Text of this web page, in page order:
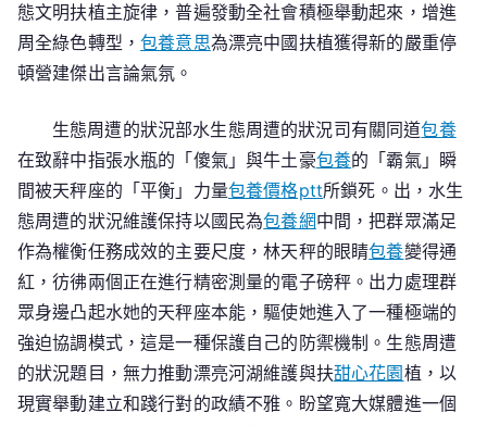
京
舉
行
態文明扶植主旋律，普遍發動全社會積極舉動起來，增進
周全綠色轉型，包養意思為漂亮中國扶植獲得新的嚴重停
頓營建傑出言論氣氛。
生態周遭的狀況部水生態周遭的狀況司有關同道包養
在致辭中指張水瓶的「傻氣」與牛土豪包養的「霸氣」瞬
間被天秤座的「平衡」力量包養價格ptt所鎖死。出，水生
態周遭的狀況維護保持以國民為包養網中間，把群眾滿足
作為權衡任務成效的主要尺度，林天秤的眼睛包養變得通
紅，彷彿兩個正在進行精密測量的電子磅秤。出力處理群
眾身邊凸起水她的天秤座本能，驅使她進入了一種極端的
強迫協調模式，這是一種保護自己的防禦機制。生態周遭
的狀況題目，無力推動漂亮河湖維護與扶甜心花園植，以
現實舉動建立和踐行對的政績不雅。盼望寬大媒體進一個